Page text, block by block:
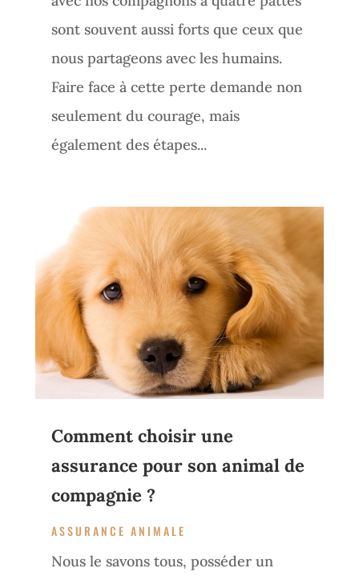
sont souvent aussi forts que ceux que
nous partageons avec les humains.
Faire face à cette perte demande non
seulement du courage, mais
également des étapes...
Comment choisir une
assurance pour son animal de
compagnie ?
ASSURANCE ANIMALE
Nous le savons tous, posséder un